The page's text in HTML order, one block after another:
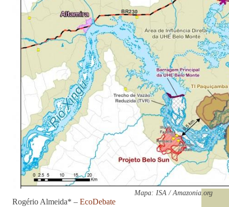
Mapa: ISA / Amazonia.org
Rogério Almeida* – EcoDebate